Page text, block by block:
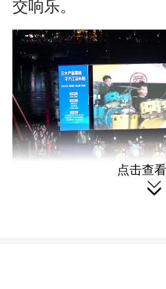
交响乐。
点击查
